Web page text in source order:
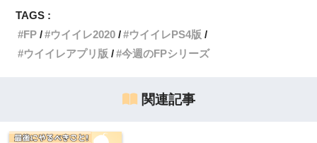
TAGS :
FP
ウイイレ2020
ウイイレPS4版
ウイイレアプリ版
今週のFPシリーズ
関連記事